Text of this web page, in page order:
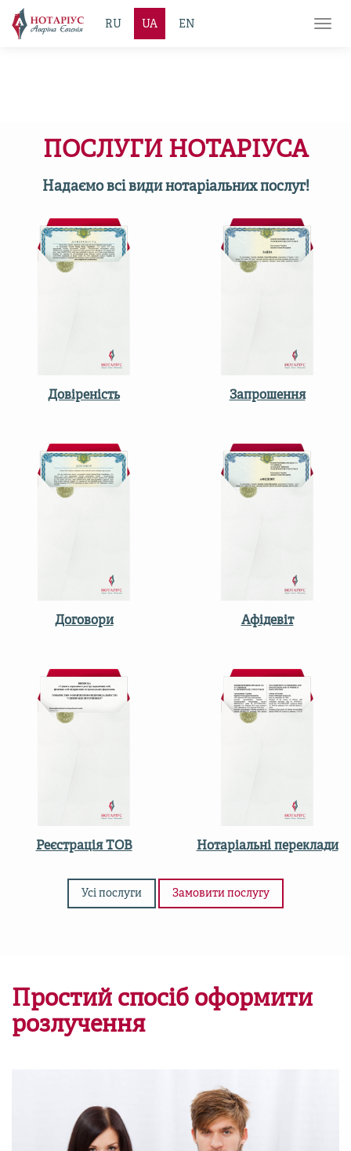
RU UA EN
ПОСЛУГИ НОТАРІУСА
Надаємо всі види нотаріальних послуг!
Довіреність Запрошення
Договори Афідевіт
Реєстрація ТОВ Нотаріальні переклади
Усі послуги Замовити послугу
Простий спосіб оформити
розлучення